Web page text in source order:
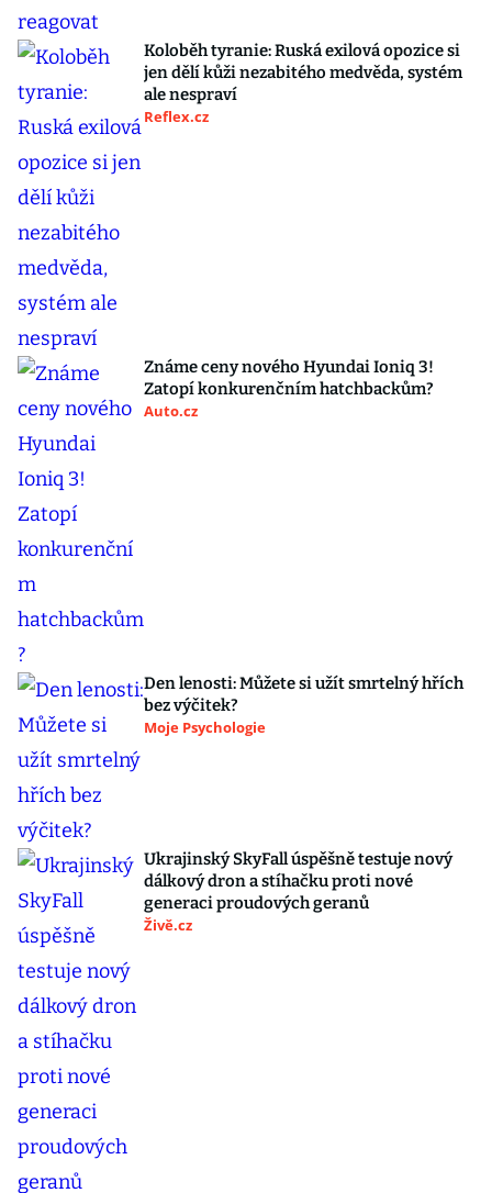
Koloběh tyranie: Ruská exilová opozice si
jen dělí kůži nezabitého medvěda, systém
ale nespraví
Reflex.cz
Známe ceny nového Hyundai Ioniq 3!
Zatopí konkurenčním hatchbackům?
Auto.cz
Den lenosti: Můžete si užít smrtelný hřích
bez výčitek?
Moje Psychologie
Ukrajinský SkyFall úspěšně testuje nový
dálkový dron a stíhačku proti nové
generaci proudových geranů
Živě.cz